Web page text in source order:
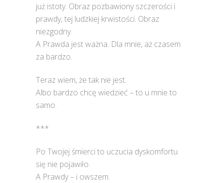
już istoty. Obraz pozbawiony szczerości i
prawdy, tej ludzkiej krwistości. Obraz
niezgodny.
A Prawda jest ważna. Dla mnie, aż czasem
za bardzo.
Teraz wiem, że tak nie jest.
Albo bardzo chcę wiedzieć – to u mnie to
samo.
***
Po Twojej śmierci to uczucia dyskomfortu
się nie pojawiło.
A Prawdy – i owszem.